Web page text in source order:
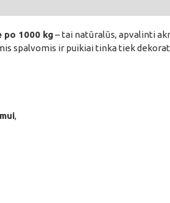
po 1000 kg– tai natūralūs, apvalinti
spalvomis ir puikiai tinka tiek
,